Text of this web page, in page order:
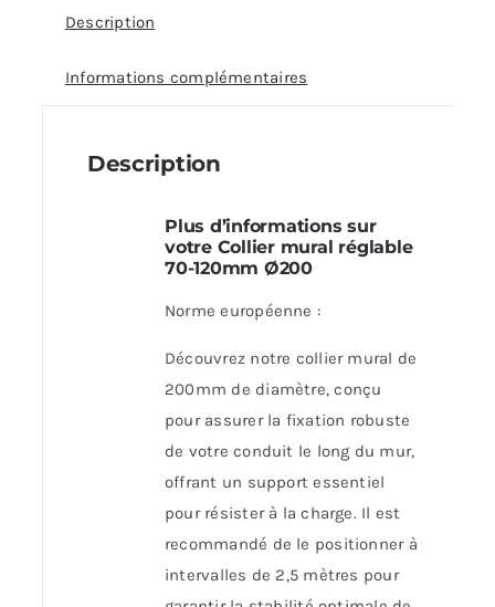
Description
Informations complémentaires
Description
Plus d’informations sur
votre Collier mural réglable
70-120mm Ø200
Norme européenne :
Découvrez notre collier mural de
200mm de diamètre, conçu
pour assurer la fixation robuste
de votre conduit le long du mur,
offrant un support essentiel
pour résister à la charge. Il est
recommandé de le positionner à
intervalles de 2,5 mètres pour